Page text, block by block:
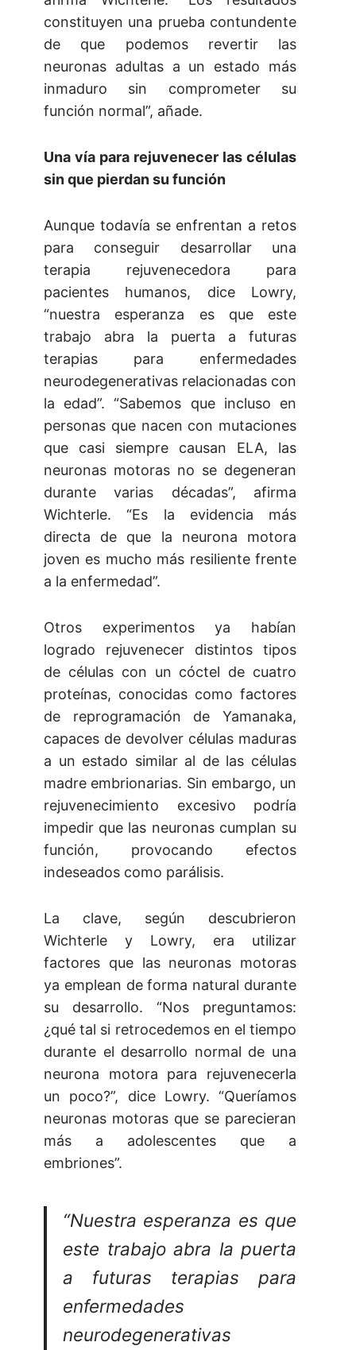
constituyen una prueba contundente
de que podemos revertir las
neuronas adultas a un estado más
inmaduro sin comprometer su
función normal”, añade.
Una vía para rejuvenecer las células
sin que pierdan su función
Aunque todavía se enfrentan a retos
para conseguir desarrollar una
terapia rejuvenecedora para
pacientes humanos, dice Lowry,
“nuestra esperanza es que este
trabajo abra la puerta a futuras
terapias para enfermedades
neurodegenerativas relacionadas con
la edad”. “Sabemos que incluso en
personas que nacen con mutaciones
que casi siempre causan ELA, las
neuronas motoras no se degeneran
durante varias décadas”, afirma
Wichterle. “Es la evidencia más
directa de que la neurona motora
joven es mucho más resiliente frente
a la enfermedad”.
Otros experimentos ya habían
logrado rejuvenecer distintos tipos
de células con un cóctel de cuatro
proteínas, conocidas como factores
de reprogramación de Yamanaka,
capaces de devolver células maduras
a un estado similar al de las células
madre embrionarias. Sin embargo, un
rejuvenecimiento excesivo podría
impedir que las neuronas cumplan su
función, provocando efectos
indeseados como parálisis.
La clave, según descubrieron
Wichterle y Lowry, era utilizar
factores que las neuronas motoras
ya emplean de forma natural durante
su desarrollo. “Nos preguntamos:
¿qué tal si retrocedemos en el tiempo
durante el desarrollo normal de una
neurona motora para rejuvenecerla
un poco?”, dice Lowry. “Queríamos
neuronas motoras que se parecieran
más a adolescentes que a
embriones”.
“Nuestra esperanza es que
este trabajo abra la puerta
a futuras terapias para
enfermedades
neurodegenerativas